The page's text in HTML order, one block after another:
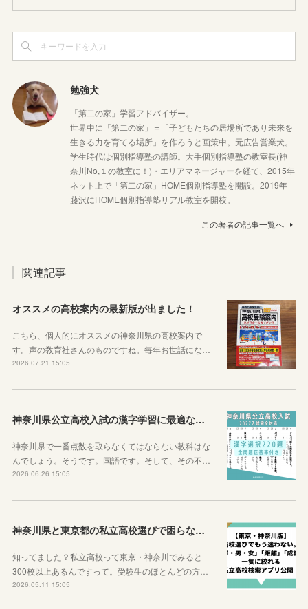
勉強犬
「第二の家」学習アドバイザー。
世界中に「第二の家」＝「子どもたちの居場所であり未来を
生きる力を育てる場所」を作ろうと画策中。元広告営業犬。
学生時代は個別指導塾の講師。大手個別指導塾の教室長(神
奈川No,１の教室に！)・エリアマネージャーを経て、2015年
ネット上で「第二の家」HOME個別指導塾を開設。2019年
藤沢にHOME個別指導塾リアル教室を開校。
この著者の記事一覧へ
関連記事
オススメの高校案内の最新版が出ました！
こちら、個人的にオススメの神奈川県の高校案内で
す。声の敎育社さんのものですね。毎年お世話にな…
2026.07.21 15:05
神奈川県公立高校入試の漢字学習に最適な教材を紹介します！
神奈川県で一番点数を取らなくてはならない教科はな
んでしょう。そうです。国語です。そして、その不…
2026.06.26 15:05
神奈川県と東京都の私立高校選びで困らなくなるサイトを紹介するよ！
知ってました？私立高校って東京・神奈川でみると
300校以上あるんですって。受験生のほとんどの方…
2026.05.11 15:05